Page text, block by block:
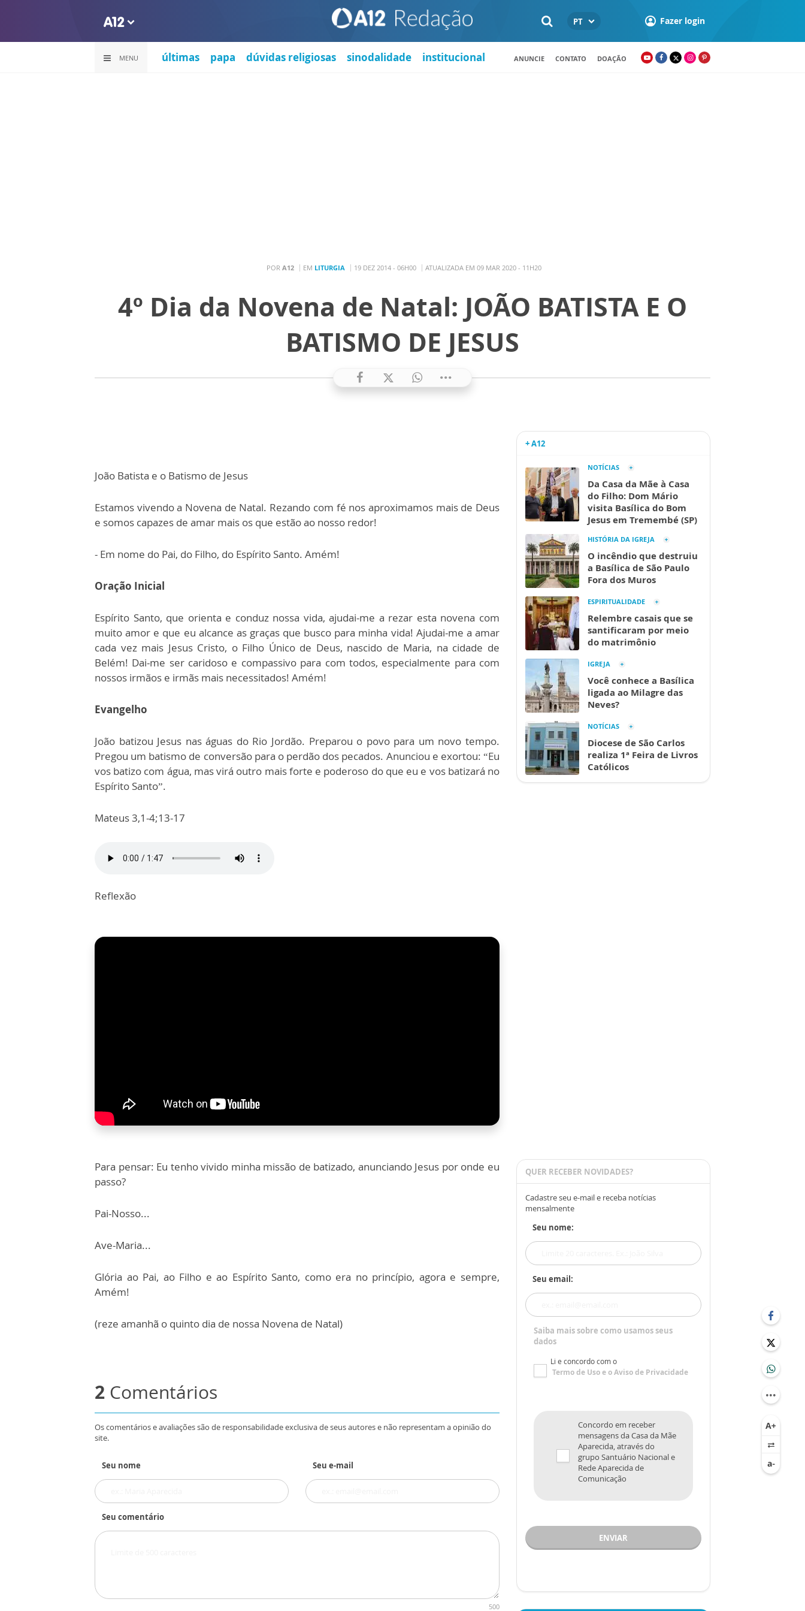
PT Fazer login
MENU últimas papa dúvidas religiosas sinodalidade institucional ANUNCIE CONTATO DOAÇÃO
POR A12 EM LITURGIA 19 DEZ 2014 - 06H00 ATUALIZADA EM 09 MAR 2020 - 11H20
4º Dia da Novena de Natal: JOÃO BATISTA E O
BATISMO DE JESUS
João Batista e o Batismo de Jesus
Estamos vivendo a Novena de Natal. Rezando com fé nos aproximamos mais de Deus
e somos capazes de amar mais os que estão ao nosso redor!
- Em nome do Pai, do Filho, do Espírito Santo. Amém!
Oração Inicial
Espírito Santo, que orienta e conduz nossa vida, ajudai-me a rezar esta novena com
muito amor e que eu alcance as graças que busco para minha vida! Ajudai-me a amar
cada vez mais Jesus Cristo, o Filho Único de Deus, nascido de Maria, na cidade de
Belém! Dai-me ser caridoso e compassivo para com todos, especialmente para com
nossos irmãos e irmãs mais necessitados! Amém!
Evangelho
João batizou Jesus nas águas do Rio Jordão. Preparou o povo para um novo tempo.
Pregou um batismo de conversão para o perdão dos pecados. Anunciou e exortou: “Eu
vos batizo com água, mas virá outro mais forte e poderoso do que eu e vos batizará no
Espírito Santo”.
Mateus 3,1-4;13-17
Reflexão
Para pensar: Eu tenho vivido minha missão de batizado, anunciando Jesus por onde eu
passo?
Pai-Nosso...
Ave-Maria...
Glória ao Pai, ao Filho e ao Espírito Santo, como era no princípio, agora e sempre,
Amém!
(reze amanhã o quinto dia de nossa Novena de Natal)
2 Comentários
Os comentários e avaliações são de responsabilidade exclusiva de seus autores e não representam a opinião do
site.
Seu nome Seu e-mail
Seu comentário
500
+ A12
NOTÍCIAS
Da Casa da Mãe à Casa
do Filho: Dom Mário
visita Basílica do Bom
Jesus em Tremembé (SP)
HISTÓRIA DA IGREJA
O incêndio que destruiu
a Basílica de São Paulo
Fora dos Muros
ESPIRITUALIDADE
Relembre casais que se
santificaram por meio
do matrimônio
IGREJA
Você conhece a Basílica
ligada ao Milagre das
Neves?
NOTÍCIAS
Diocese de São Carlos
realiza 1ª Feira de Livros
Católicos
QUER RECEBER NOVIDADES?
Cadastre seu e-mail e receba notícias
mensalmente
Seu nome:
Seu email:
Saiba mais sobre como usamos seus
dados
Li e concordo com o
Termo de Usoe oAviso de Privacidade
Concordo em receber
mensagens da Casa da Mãe
Aparecida, através do
grupo Santuário Nacional e
Rede Aparecida de
Comunicação
ENVIAR